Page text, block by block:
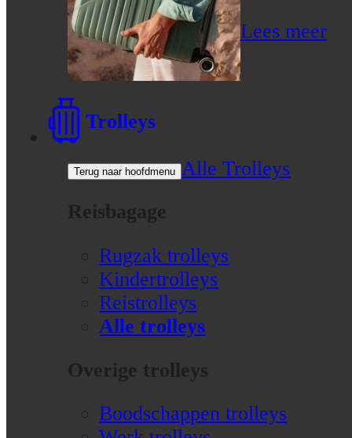
Lees meer
Trolleys
Terug naar hoofdmenu Alle Trolleys
Reisbagage
Rugzak trolleys
Kindertrolleys
Reistrolleys
Alle trolleys
Overige trolleys
Boodschappen trolleys